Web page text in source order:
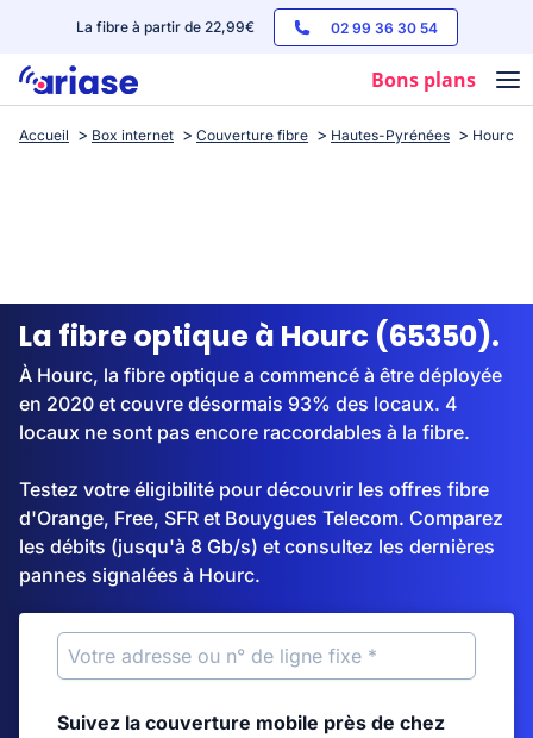
La fibre à partir de 22,99€ 02 99 36 30 54
Bons plans
Box internet
Streaming
Accueil Box internet Couverture fibre Hautes-Pyrénées Hourc
La fibre optique à Hourc (65350).
À Hourc, la fibre optique a commencé à être déployée
en 2020 et couvre désormais 93% des locaux. 4
locaux ne sont pas encore raccordables à la fibre.
Testez votre éligibilité pour découvrir les offres fibre
d'Orange, Free, SFR et Bouygues Telecom. Comparez
les débits (jusqu'à 8 Gb/s) et consultez les dernières
pannes signalées à Hourc.
Suivez la couverture mobile près de chez